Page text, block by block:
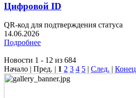
Цифровой ID
QR-код для подтверждения статуса
14.06.2026
Подробнее
Новости 1 - 12 из 684
Начало | Пред. | 1 2 3 4 5 | След. | Конец